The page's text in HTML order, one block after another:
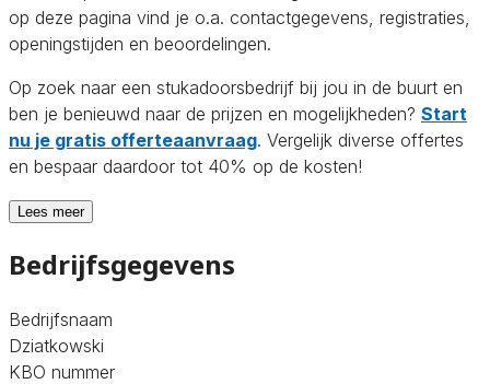
op deze pagina vind je o.a. contactgegevens, registraties,
openingstijden en beoordelingen.
Op zoek naar een stukadoorsbedrijf bij jou in de buurt en
ben je benieuwd naar de prijzen en mogelijkheden? Start
nu je gratis offerteaanvraag. Vergelijk diverse offertes
en bespaar daardoor tot 40% op de kosten!
Lees meer
Bedrijfsgegevens
Bedrijfsnaam
Dziatkowski
KBO nummer